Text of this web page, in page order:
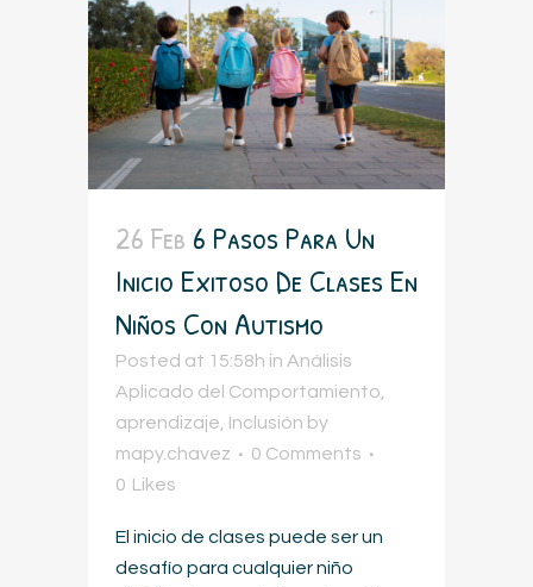
26 Feb 6 Pasos Para Un
Inicio Exitoso De Clases En
Niños Con Autismo
Posted at 15:58h in Análisis
Aplicado del Comportamiento
aprendizaje Inclusión by
mapy.chavez
0 Comments
0 Likes
El inicio de clases puede ser un
desafío para cualquier niño